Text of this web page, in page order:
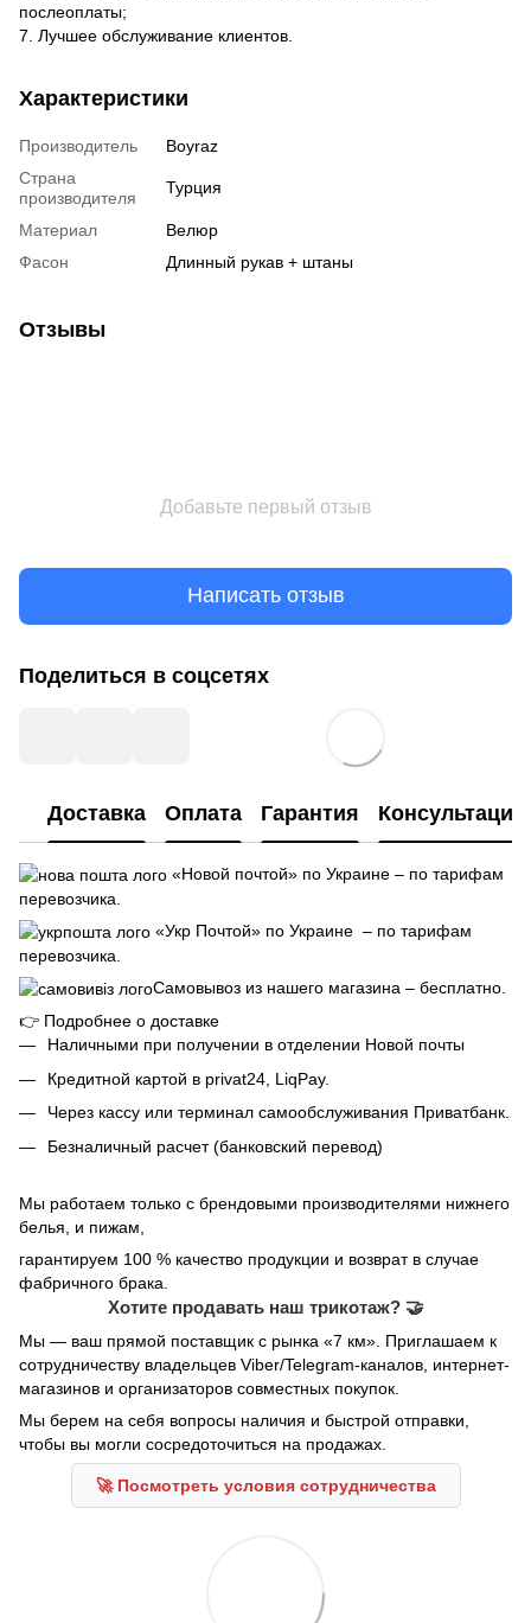
послеоплаты;
7. Лучшее обслуживание клиентов.
Характеристики
Производитель
Boyraz
Страна
производителя
Турция
Материал
Велюр
Фасон
Длинный рукав + штаны
Отзывы
Добавьте первый отзыв
Написать отзыв
Поделиться в соцсетях
Доставка Оплата Гарантия Консультация
«Новой почтой» по Украине – по тарифам
перевозчика.
«Укр Почтой» по Украине – по тарифам
перевозчика.
Самовывоз из нашего магазина – бесплатно.
👉 Подробнее о доставке
Наличными при получении в отделении Новой почты
Кредитной картой в privat24, LiqPay.
Через кассу или терминал самообслуживания Приватбанк.
Безналичный расчет (банковский перевод)
Мы работаем только с брендовыми производителями нижнего
белья, и пижам,
гарантируем 100 % качество продукции и возврат в случае
фабричного брака.
Хотите продавать наш трикотаж? 🤝
Мы — ваш прямой поставщик с рынка «7 км». Приглашаем к
сотрудничеству владельцев Viber/Telegram-каналов, интернет-
магазинов и организаторов совместных покупок.
Мы берем на себя вопросы наличия и быстрой отправки,
чтобы вы могли сосредоточиться на продажах.
🚀 Посмотреть условия сотрудничества